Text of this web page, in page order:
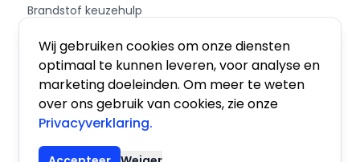
Wij gebruiken cookies om onze diensten
optimaal te kunnen leveren, voor analyse en
marketing doeleinden. Om meer te weten
over ons gebruik van cookies, zie onze
Privacyverklaring.
Brandstof keuzehulp
Schakel of automaat?
Private Leasen,
Financieren of Kopen?